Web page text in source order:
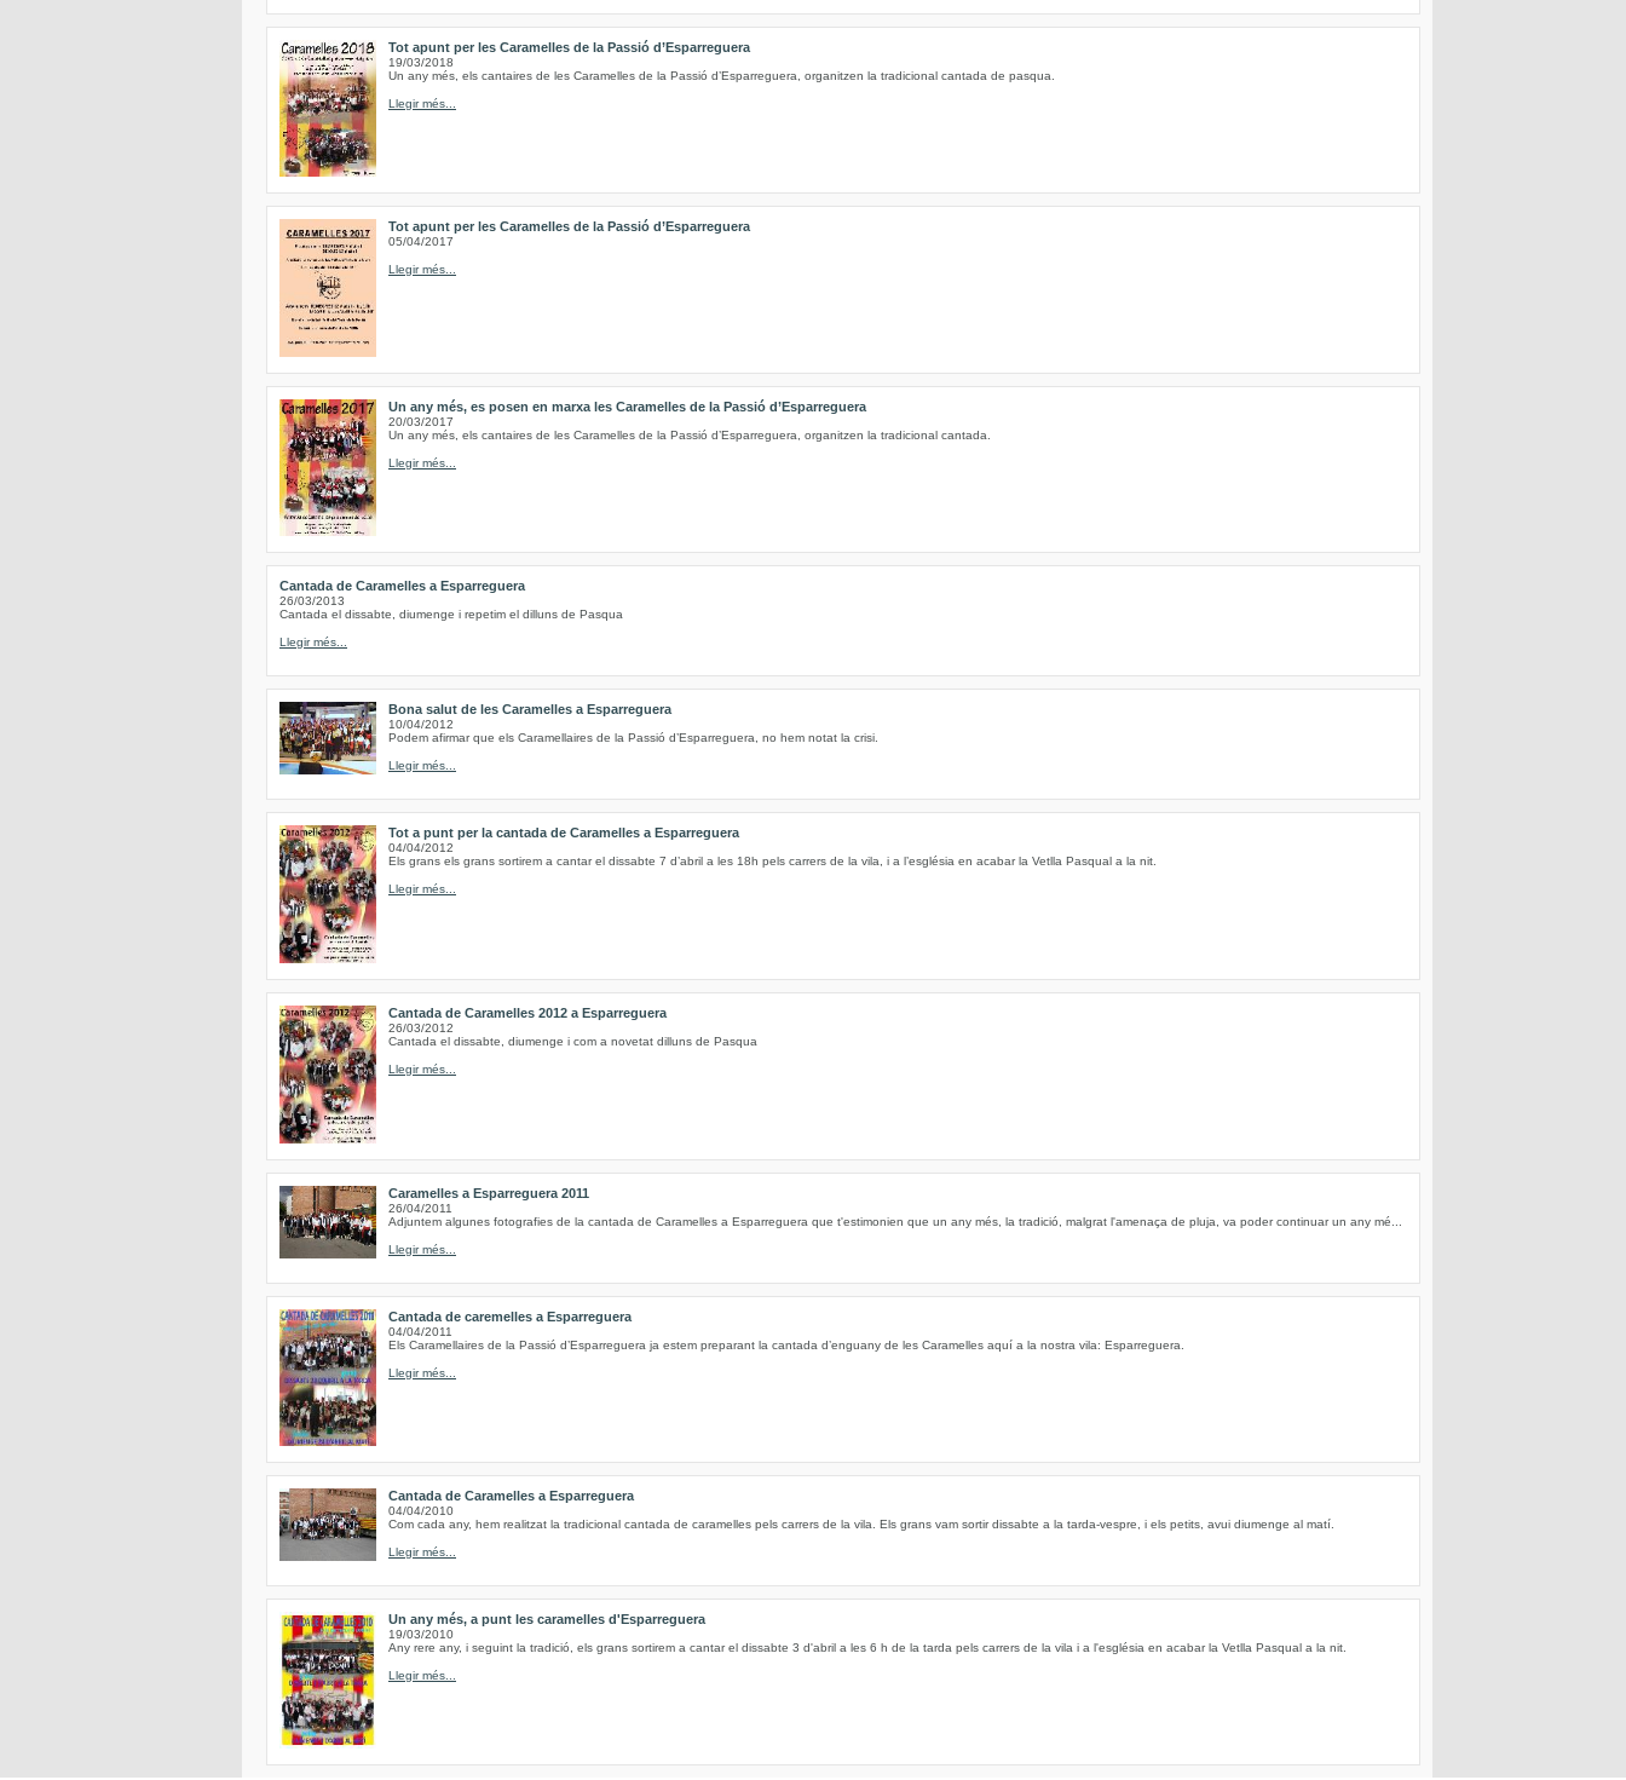
Tot apunt per les Caramelles de la Passió d’Esparreguera
19/03/2018
Un any més, els cantaires de les Caramelles de la Passió d’Esparreguera, organitzen la tradicional cantada de pasqua.
Llegir més...
Tot apunt per les Caramelles de la Passió d’Esparreguera
05/04/2017
Llegir més...
Un any més, es posen en marxa les Caramelles de la Passió d’Esparreguera
20/03/2017
Un any més, els cantaires de les Caramelles de la Passió d’Esparreguera, organitzen la tradicional cantada.
Llegir més...
Cantada de Caramelles a Esparreguera
26/03/2013
Cantada el dissabte, diumenge i repetim el dilluns de Pasqua
Llegir més...
Bona salut de les Caramelles a Esparreguera
10/04/2012
Podem afirmar que els Caramellaires de la Passió d’Esparreguera, no hem notat la crisi.
Llegir més...
Tot a punt per la cantada de Caramelles a Esparreguera
04/04/2012
Els grans els grans sortirem a cantar el dissabte 7 d’abril a les 18h pels carrers de la vila, i a l’església en acabar la Vetlla Pasqual a la nit.
Llegir més...
Cantada de Caramelles 2012 a Esparreguera
26/03/2012
Cantada el dissabte, diumenge i com a novetat dilluns de Pasqua
Llegir més...
Caramelles a Esparreguera 2011
26/04/2011
Adjuntem algunes fotografies de la cantada de Caramelles a Esparreguera que t'estimonien que un any més, la tradició, malgrat l'amenaça de pluja, va poder continuar un any mé...
Llegir més...
Cantada de caremelles a Esparreguera
04/04/2011
Els Caramellaires de la Passió d’Esparreguera ja estem preparant la cantada d’enguany de les Caramelles aquí a la nostra vila: Esparreguera.
Llegir més...
Cantada de Caramelles a Esparreguera
04/04/2010
Com cada any, hem realitzat la tradicional cantada de caramelles pels carrers de la vila. Els grans vam sortir dissabte a la tarda-vespre, i els petits, avui diumenge al matí.
Llegir més...
Un any més, a punt les caramelles d'Esparreguera
19/03/2010
Any rere any, i seguint la tradició, els grans sortirem a cantar el dissabte 3 d'abril a les 6 h de la tarda pels carrers de la vila i a l'església en acabar la Vetlla Pasqual a la nit.
Llegir més...